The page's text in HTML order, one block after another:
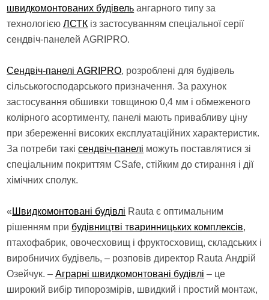
швидкомонтованих будівель ангарного типу за
технологієюЛСТК із застосуванням спеціальної серії
сендвіч-панелей AGRIPRO.
Сендвіч-панелі AGRIPRO, розроблені для будівель
сільськогосподарського призначення. За рахунок
застосування обшивки товщиною 0,4 мм і обмеженого
колірного асортименту, панелі мають привабливу ціну
при збереженні високих експлуатаційних характеристик.
За потреби такісендвіч-панелі можуть поставлятися зі
спеціальним покриттям CSafe, стійким до стирання і дії
хімічних сполук.
« Швидкомонтовані будівлі Rauta є оптимальним
рішенням при будівництві тваринницьких комплексів,
птахофабрик, овочесховищ і фруктосховищ, складських і
виробничих будівель, – розповів директор Rauta Андрій
Озейчук. –Аграрні швидкомонтовані будівлі – це
широкий вибір типорозмірів, швидкий і простий монтаж,